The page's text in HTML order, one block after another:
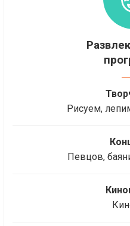
Рисуем,
Певцов,